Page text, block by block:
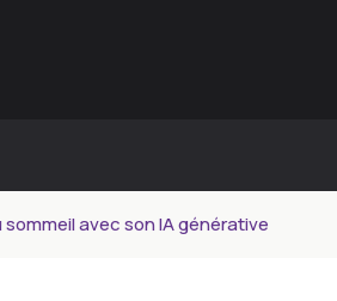
avec son IA générative